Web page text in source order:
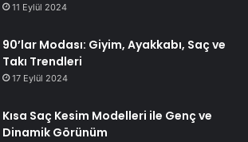
11 Eylül 2024
90’lar Modası: Giyim, Ayakkabı, Saç ve
Takı Trendleri
17 Eylül 2024
Kısa Saç Kesim Modelleri ile Genç ve
Dinamik Görünüm